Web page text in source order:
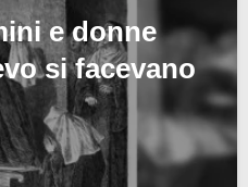
e donne
si facevano